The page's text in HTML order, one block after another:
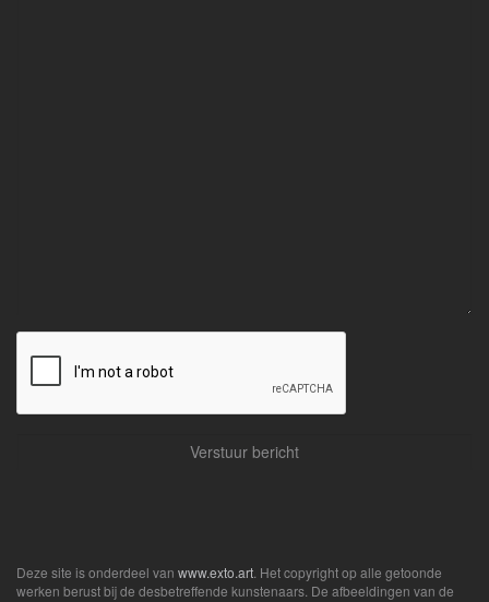
Deze site is onderdeel van www.exto.art . Het copyright op alle getoonde
werken berust bij de desbetreffende kunstenaars. De afbeeldingen van de